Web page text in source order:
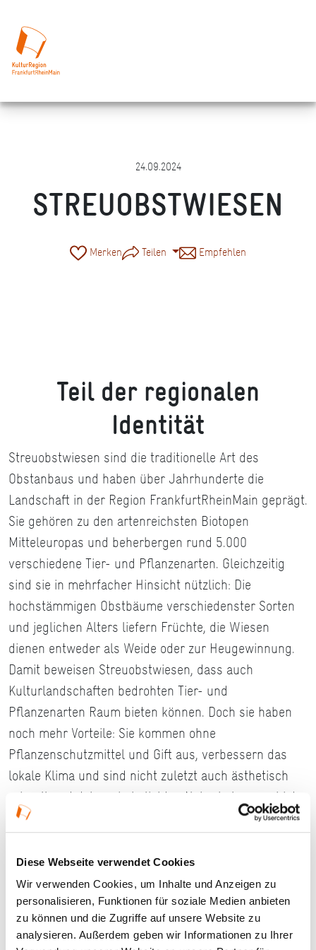
Diese Webseite verwendet Cookies
Wir verwenden Cookies, um Inhalte und Anzeigen zu
personalisieren, Funktionen für soziale Medien anbieten
zu können und die Zugriffe auf unsere Website zu
analysieren. Außerdem geben wir Informationen zu Ihrer
24.09.2024
STREUOBSTWIESEN
Merken Teilen Empfehlen
Teil der regionalen
Identität
Streuobstwiesen sind die traditionelle Art des
Obstanbaus und haben über Jahrhunderte die
Landschaft in der Region FrankfurtRheinMain geprägt.
Sie gehören zu den artenreichsten Biotopen
Mitteleuropas und beherbergen rund 5.000
verschiedene Tier- und Pflanzenarten. Gleichzeitig
sind sie in mehrfacher Hinsicht nützlich: Die
hochstämmigen Obstbäume verschiedenster Sorten
und jeglichen Alters liefern Früchte, die Wiesen
dienen entweder als Weide oder zur Heugewinnung.
Damit beweisen Streuobstwiesen, dass auch
Kulturlandschaften bedrohten Tier- und
Pflanzenarten Raum bieten können. Doch sie haben
noch mehr Vorteile: Sie kommen ohne
Pflanzenschutzmittel und Gift aus, verbessern das
lokale Klima und sind nicht zuletzt auch ästhetisch
reizvoll und daher ein beliebtes Naherholungsgebiet.
Dennoch sind viele Streuobstwiesen bedroht, weil es
ihnen an Pflege fehlt.
Der Regionalverband FrankfurtRheinMain setzt sich
für Schutz und Erhaltung der Streuobstwiesen ein
und hat daher 2018 mit 90 Vertreterinnen und
Vertretern von Städten, Gemeinden, Landkreisen,